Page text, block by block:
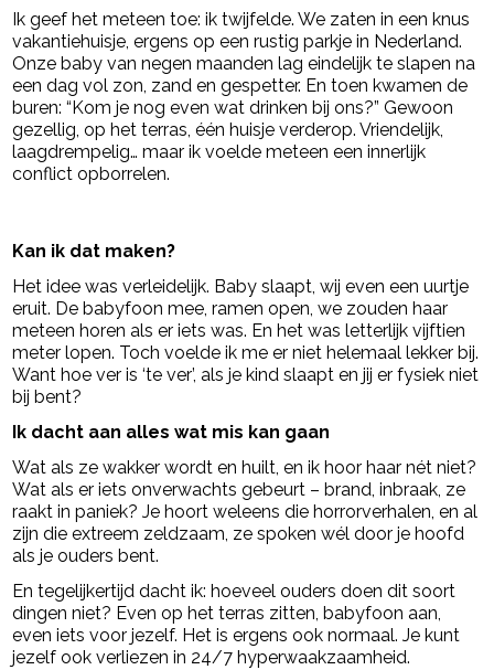
Ik geef het meteen toe: ik twijfelde. We zaten in een knus
vakantiehuisje, ergens op een rustig parkje in Nederland.
Onze baby van negen maanden lag eindelijk te slapen na
een dag vol zon, zand en gespetter. En toen kwamen de
buren: “Kom je nog even wat drinken bij ons?” Gewoon
gezellig, op het terras, één huisje verderop. Vriendelijk,
laagdrempelig… maar ik voelde meteen een innerlijk
conflict opborrelen.
Kan ik dat maken?
Het idee was verleidelijk. Baby slaapt, wij even een uurtje
eruit. De babyfoon mee, ramen open, we zouden haar
meteen horen als er iets was. En het was letterlijk vijftien
meter lopen. Toch voelde ik me er niet helemaal lekker bij.
Want hoe ver is ‘te ver’, als je kind slaapt en jij er fysiek niet
bij bent?
Ik dacht aan alles wat mis kan gaan
Wat als ze wakker wordt en huilt, en ik hoor haar nét niet?
Wat als er iets onverwachts gebeurt – brand, inbraak, ze
raakt in paniek? Je hoort weleens die horrorverhalen, en al
zijn die extreem zeldzaam, ze spoken wél door je hoofd
als je ouders bent.
En tegelijkertijd dacht ik: hoeveel ouders doen dit soort
dingen niet? Even op het terras zitten, babyfoon aan,
even iets voor jezelf. Het is ergens ook normaal. Je kunt
jezelf ook verliezen in 24/7 hyperwaakzaamheid.